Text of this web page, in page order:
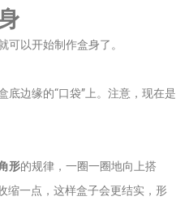
可以开始制作盒身了。
底边缘的“口袋”上。注意，现在是
形的规律，一圈一圈地向上搭
缩一点，这样盒子会更结实，形